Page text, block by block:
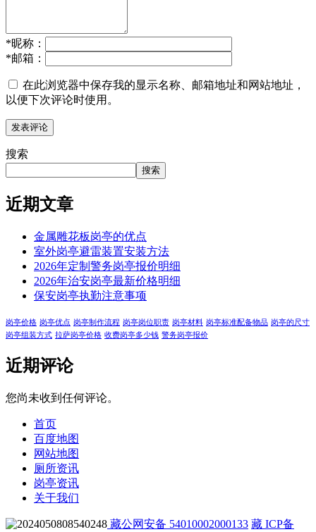
*昵称：
*邮箱：
在此浏览器中保存我的显示名称、邮箱地址和网站地址，
以便下次评论时使用。
搜索
搜索
近期文章
金属雕花板岗亭的优点
室外岗亭避雷装置安装方法
2026年定制警务岗亭报价明细
2026年治安岗亭最新价格明细
保安岗亭执勤注意事项
岗亭价格 岗亭优点 岗亭制作流程 岗亭岗位职责 岗亭材料 岗亭标准配备物品 岗亭的尺寸
岗亭组装方式 拉萨岗亭价格 收费岗亭多少钱 警务岗亭报价
近期评论
您尚未收到任何评论。
首页
百度地图
网站地图
厕所资讯
岗亭资讯
关于我们
藏公网安备 54010002000133 藏 ICP备